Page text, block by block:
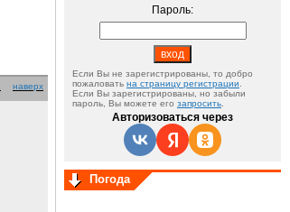
наверх
Пароль:
Если Вы не зарегистрированы, то добро
пожаловать на страницу регистрации
Если Вы зарегистрированы, но забыли
пароль, Вы можете его запросить
Авторизоваться через
Погода